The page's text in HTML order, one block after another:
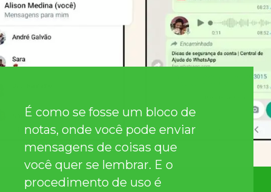
É como se fosse um bloco de
notas, onde você pode enviar
mensagens de coisas que
você quer se lembrar. E o
procedimento de uso é